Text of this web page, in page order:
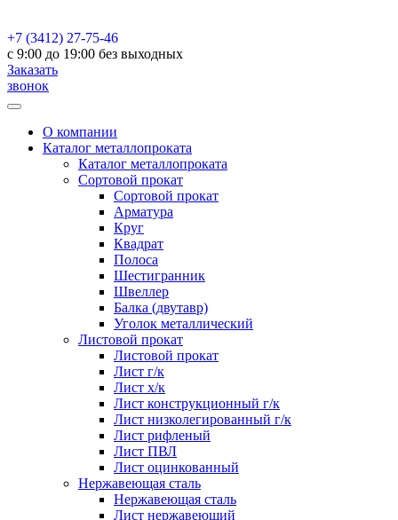
+7 (3412) 27-75-46
c 9:00 до 19:00 без выходных
Заказать
звонок
О компании
Каталог металлопроката
Каталог металлопроката
Сортовой прокат
Сортовой прокат
Арматура
Круг
Квадрат
Полоса
Шестигранник
Швеллер
Балка (двутавр)
Уголок металлический
Листовой прокат
Листовой прокат
Лист г/к
Лист х/к
Лист конструкционный г/к
Лист низколегированный г/к
Лист рифленый
Лист ПВЛ
Лист оцинкованный
Нержавеющая сталь
Нержавеющая сталь
Лист нержавеющий